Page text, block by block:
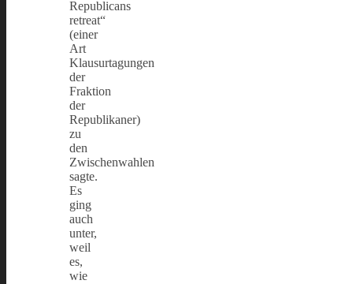
Republicans
retreat“
(einer
Art
Klausurtagungen
der
Fraktion
der
Republikaner)
zu
den
Zwischenwahlen
sagte.
Es
ging
auch
unter,
weil
es,
wie